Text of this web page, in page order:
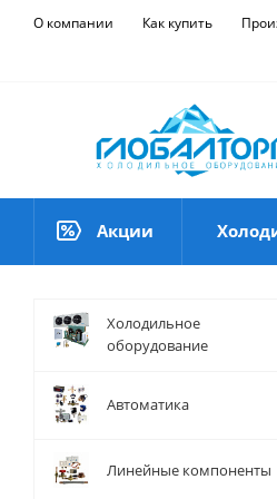
О компании Как купить
Акции
Холодильное
оборудование
Автоматика
Линейные компоненты